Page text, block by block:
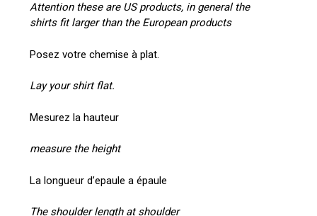
Attention these are US products, in general the
shirts fit larger than the European products
Posez votre chemise à plat.
Lay your shirt flat.
Mesurez la hauteur
measure the height
La longueur d’epaule a épaule
The shoulder length at shoulder